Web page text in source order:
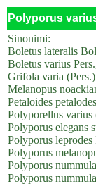
Polyporus
Sinonimi:
Boletus lateralis
Boletus varius
Grifola varia
Melanopus
Petaloides
Polyporellus varius
Polyporus elegans
Polyporus
Polyporus
Polyporus
Polyporus